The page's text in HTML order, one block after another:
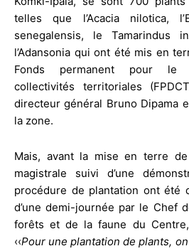
telles que l’Acacia nilotica,
senegalensis, le Tamarindus
l’Adansonia qui ont été mis en
Fonds permanent pour le
collectivités territoriales
directeur général Bruno Dipama
la zone.
Mais, avant la mise en terre
magistrale suivi d’une
procédure de plantation ont été
d’une demi-journée par le Chef
forêts et de la faune du
‹‹Pour une plantation de plants,